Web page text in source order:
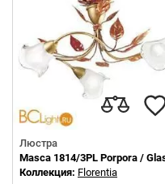
Люстра
Masca 1814/3PL Porpora /
Коллекция: Florentia